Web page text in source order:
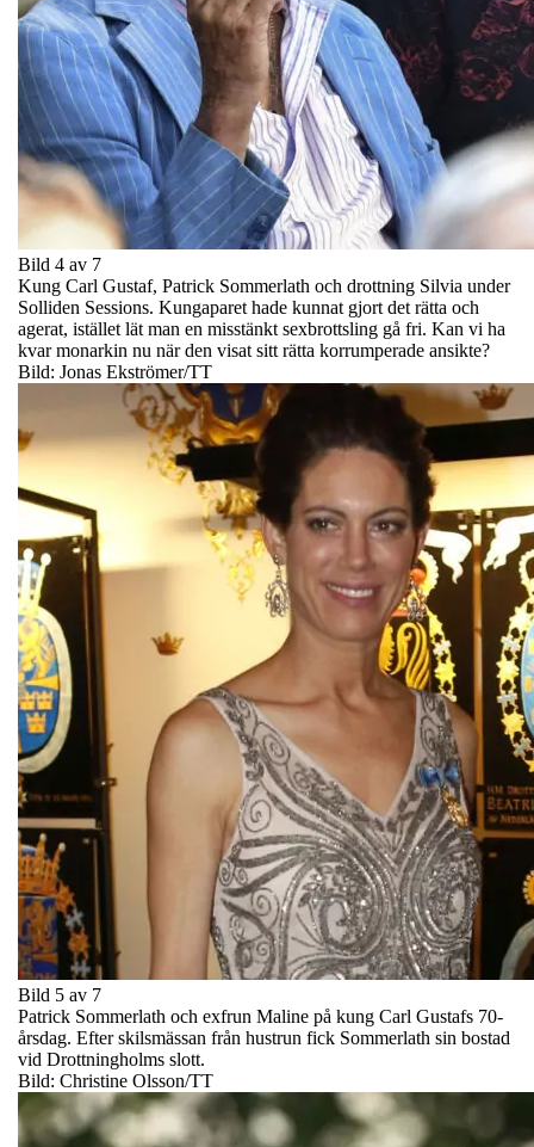
Bild 4 av 7
Kung Carl Gustaf, Patrick Sommerlath och drottning Silvia under
Solliden Sessions. Kungaparet hade kunnat gjort det rätta och
agerat, istället lät man en misstänkt sexbrottsling gå fri. Kan vi ha
kvar monarkin nu när den visat sitt rätta korrumperade ansikte?
Bild: Jonas Ekströmer/TT
Bild 5 av 7
Patrick Sommerlath och exfrun Maline på kung Carl Gustafs 70-
årsdag. Efter skilsmässan från hustrun fick Sommerlath sin bostad
vid Drottningholms slott.
Bild: Christine Olsson/TT